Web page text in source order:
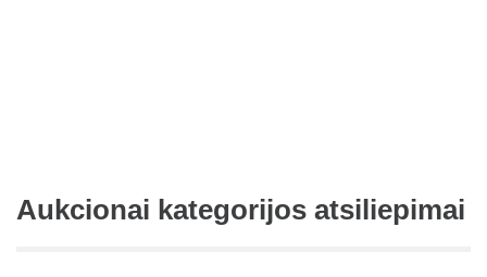
Aukcionai kategorijos atsiliepimai